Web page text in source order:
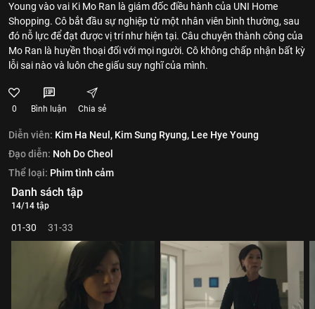
Young vào vai Ki Mo Ran là giám đốc điều hành của UNI Home
Shopping. Cô bắt đầu sự nghiệp từ một nhân viên bình thường, sau
đó nỗ lực để đạt được vị trí như hiện tại. Câu chuyện thành công của
Mo Ran là huyền thoại đối với mọi người. Cô không chấp nhận bất kỳ
lỗi sai nào và luôn che giấu suy nghĩ của mình.
0 Bình luận Chia sẻ
Diễn viên: Kim Ha Neul, Kim Sung Ryung, Lee Hye Young
Đạo diễn: Noh Do Cheol
Thể loại: Phim tình cảm
Danh sách tập
14/14 tập
01-30 31-33